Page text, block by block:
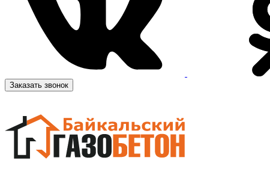
Заказать звонок